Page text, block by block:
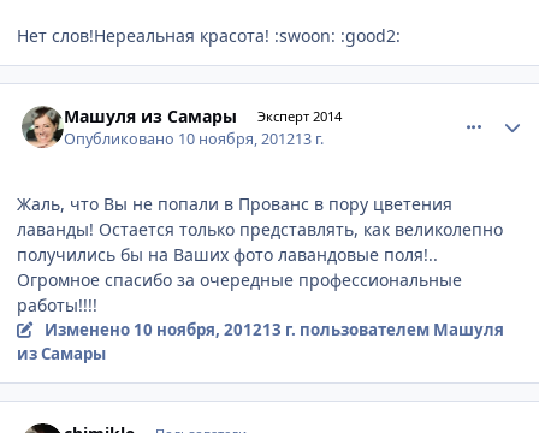
Нет слов!Нереальная красота! :swoon: :good2:
Машуля из Самары Эксперт 2014
Опубликовано 10 ноября, 201213 г.
Жаль, что Вы не попали в Прованс в пору цветения
лаванды! Остается только представлять, как великолепно
получились бы на Ваших фото лавандовые поля!..
Огромное спасибо за очередные профессиональные
работы!!!!
Изменено 10 ноября, 201213 г. пользователем Машуля
из Самары